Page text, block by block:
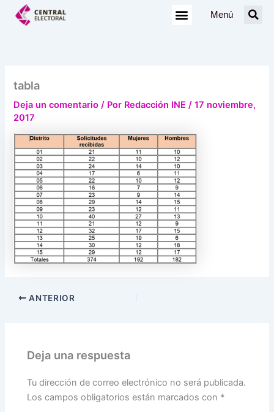
Menú
tabla
Deja un comentario / Por Redacción INE/17 noviembre,
2017
ANTERIOR
Deja una respuesta
Tu dirección de correo electrónico no será publicada.
Los campos obligatorios están marcados con *